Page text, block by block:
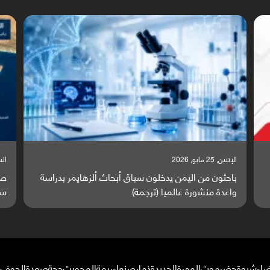
السبت, 23 مايو, 2026
صراع دولي يتصاعد قرب اليمن والبحر الأحمر يتحول إلى
ساحة مواجهة عالمية (ترجمة)